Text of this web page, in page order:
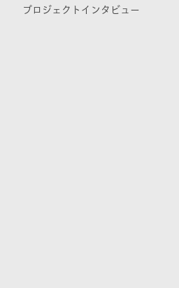
プロジェクトインタビュー